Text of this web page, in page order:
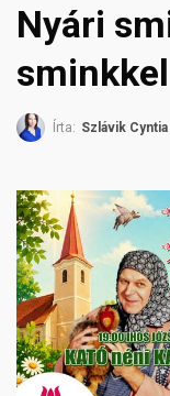
Nyári
Írta: Szlávik Cyntia